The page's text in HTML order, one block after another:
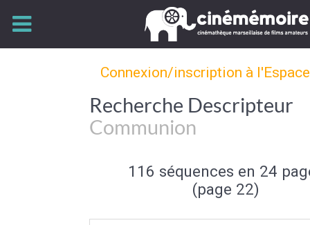
Connexion/inscription à
Recherche Descripteur
Communion
116 séquences en 24
(page 22)